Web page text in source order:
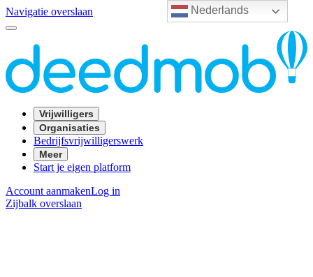
Nederlands
Navigatie overslaan
Vrijwilligers
Organisaties
Bedrijfsvrijwilligerswerk
Meer
Start je eigen platform
Account aanmakenLog in
Zijbalk overslaan